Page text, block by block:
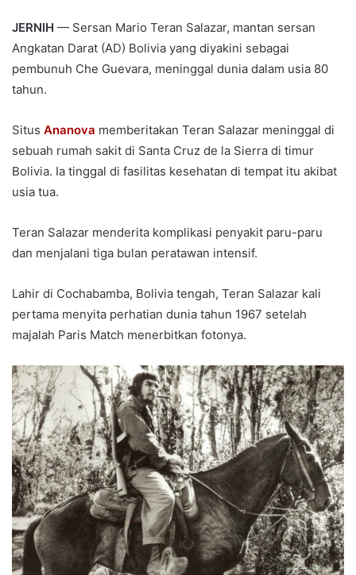
JERNIH — Sersan Mario Teran Salazar, mantan sersan
Angkatan Darat (AD) Bolivia yang diyakini sebagai
pembunuh Che Guevara, meninggal dunia dalam usia 80
tahun.
Situs Ananova memberitakan Teran Salazar meninggal di
sebuah rumah sakit di Santa Cruz de la Sierra di timur
Bolivia. Ia tinggal di fasilitas kesehatan di tempat itu akibat
usia tua.
Teran Salazar menderita komplikasi penyakit paru-paru
dan menjalani tiga bulan peratawan intensif.
Lahir di Cochabamba, Bolivia tengah, Teran Salazar kali
pertama menyita perhatian dunia tahun 1967 setelah
majalah Paris Match menerbitkan fotonya.